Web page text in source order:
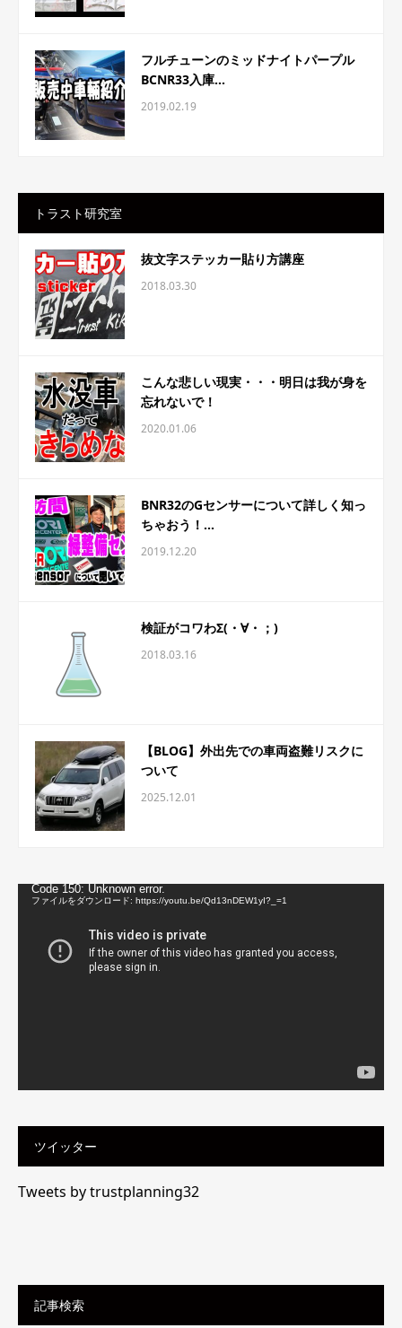
フルチューンのミッドナイトパープル
BCNR33入庫...
2019.02.19
トラスト研究室
抜文字ステッカー貼り方講座
2018.03.30
こんな悲しい現実・・・明日は我が身を
忘れないで！
2020.01.06
BNR32のGセンサーについて詳しく知っ
ちゃおう！...
2019.12.20
検証がコワわΣ(・∀・；)
2018.03.16
【BLOG】外出先での車両盗難リスクに
ついて
2025.12.01
動Code 150: Unknown error.
ファイルをダウンロード: https://youtu.be/Qd13nDEW1yI?_=1
ツイッター
Tweets by trustplanning32
記事検索